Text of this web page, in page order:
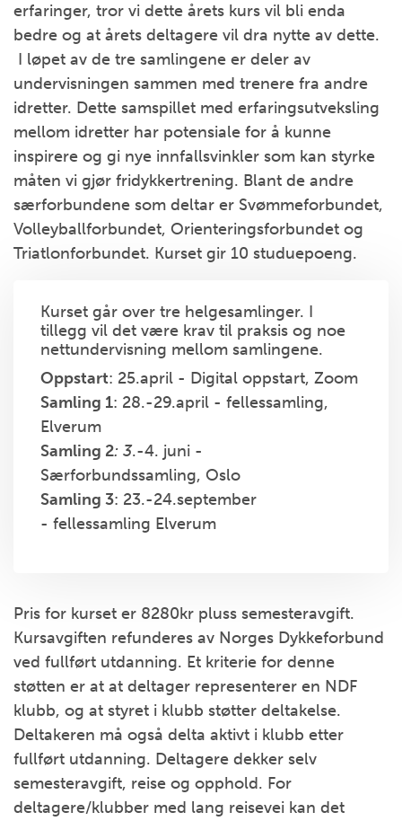
erfaringer, tror vi dette årets kurs vil bli enda
bedre og at årets deltagere vil dra nytte av dette.
I løpet av de tre samlingene er deler av
undervisningen sammen med trenere fra andre
idretter. Dette samspillet med erfaringsutveksling
mellom idretter har potensiale for å kunne
inspirere og gi nye innfallsvinkler som kan styrke
måten vi gjør fridykkertrening. Blant de andre
særforbundene som deltar er Svømmeforbundet,
Volleyballforbundet, Orienteringsforbundet og
Triatlonforbundet. Kurset gir 10 studuepoeng.
Kurset går over tre helgesamlinger. I
tillegg vil det være krav til praksis og noe
nettundervisning mellom samlingene.
Oppstart: 25.april - Digital oppstart, Zoom
Samling 1: 28.-29.april - fellessamling,
Elverum
Samling 2: 3.-4. juni -
Særforbundssamling, Oslo
Samling 3: 23.-24.september
- fellessamling Elverum
Pris for kurset er 8280kr pluss semesteravgift.
Kursavgiften refunderes av Norges Dykkeforbund
ved fullført utdanning. Et kriterie for denne
støtten er at at deltager representerer en NDF
klubb, og at styret i klubb støtter deltakelse.
Deltakeren må også delta aktivt i klubb etter
fullført utdanning. Deltagere dekker selv
semesteravgift, reise og opphold. For
deltagere/klubber med lang reisevei kan det